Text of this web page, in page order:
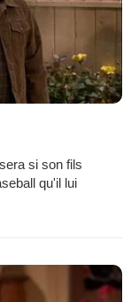
si son fils
qu'il lui